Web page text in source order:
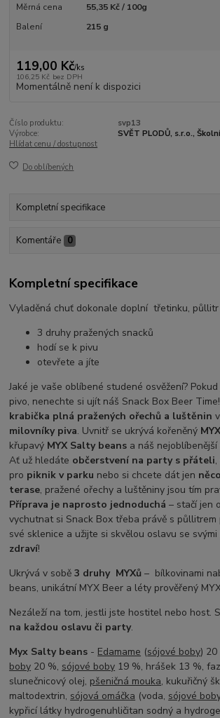
Měrná cena
55,35 Kč / 100g
Balení
215 g
119,00 Kč/ks
106,25 Kč bez DPH
Momentálně není k dispozici
Číslo produktu:
svp13
Výrobce:
SVĚT PLODŮ, s.r.o.,
Hlídat cenu / dostupnost
Do oblíbených
Kompletní specifikace
Komentáře 0
Kompletní specifikace
Vyladěná chuť dokonale doplní třetinku,
3 druhy pražených snacků
hodí se k pivu
otevřete a jíte
Jaké je vaše oblíbené studené osvěžení?
pivo, nenechte si ujít náš Snack Box Beer
krabička plná pražených ořechů a luštěnin
milovníky piva. Uvnitř se ukrývá kořeněný
křupavý MYX Salty beans a náš
Ať už hledáte občerstvení na party s přáteli
pro piknik v parku nebo si chcete dát jen
terase, pražené ořechy a luštěniny jsou tím
Příprava je naprosto jednoduchá – stačí jen
vychutnat si Snack Box třeba právě s půllitrem
své sklenice a užijte si skvělou oslavu se svými
zdraví!
Ukrývá v sobě3 druhy MYXů – bílkovinami
beans, unikátní MYX Beer a léty prověřený
Nezáleží na tom, jestli jste hostitel nebo host.
na každou oslavu či party.
Myx Salty beans - Edamame (sójové boby) 20
boby 20 %, sójové boby 19 %, hrášek 13 %,
slunečnicový olej, pšeničná mouka, kukuřičný
maltodextrin, sójová omáčka (voda, sójové
kypřicí látky hydrogenuhličitan sodný a